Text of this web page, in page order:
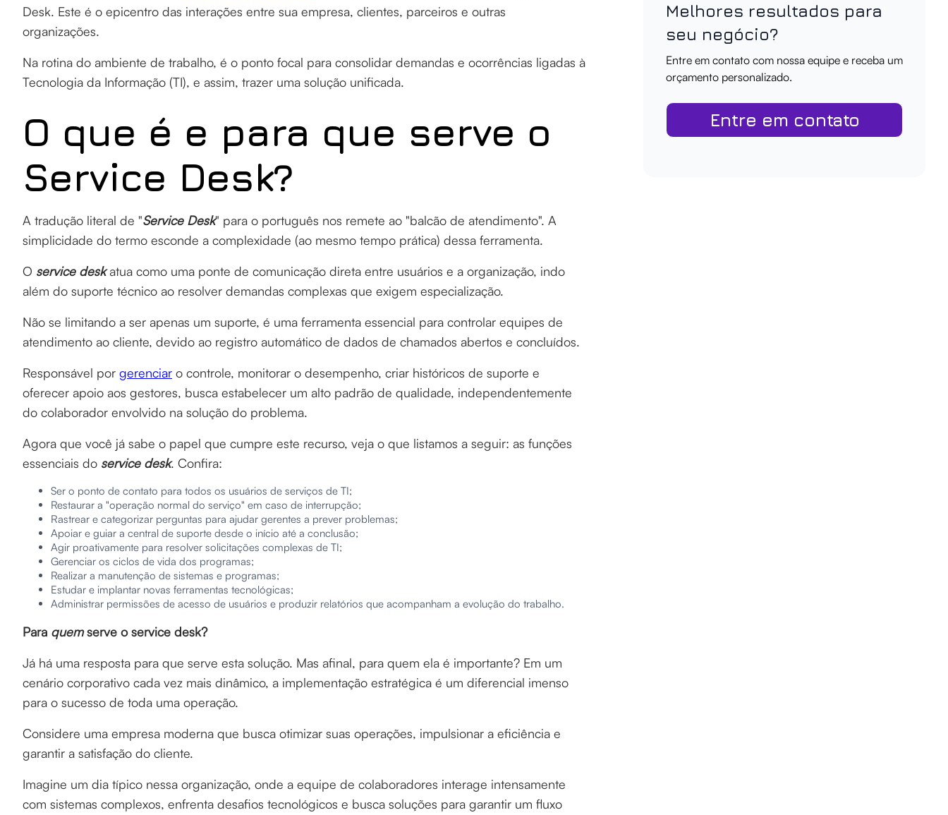
Desk. Este é o epicentro das interações entre sua empresa, clientes, parceiros e outras
organizações.
Na rotina do ambiente de trabalho, é o ponto focal para consolidar demandas e ocorrências ligadas à
Tecnologia da Informação (TI), e assim, trazer uma solução unificada.
O que é e para que serve o
Service Desk?
A tradução literal de "Service Desk" para o português nos remete ao "balcão de atendimento". A
simplicidade do termo esconde a complexidade (ao mesmo tempo prática) dessa ferramenta.
O service deskatua como uma ponte de comunicação direta entre usuários e a organização, indo
além do suporte técnico ao resolver demandas complexas que exigem especialização.
Não se limitando a ser apenas um suporte, é uma ferramenta essencial para controlar equipes de
atendimento ao cliente, devido ao registro automático de dados de chamados abertos e concluídos.
Responsável por gerenciar o controle, monitorar o desempenho, criar históricos de suporte e
oferecer apoio aos gestores, busca estabelecer um alto padrão de qualidade, independentemente
do colaborador envolvido na solução do problema.
Agora que você já sabe o papel que cumpre este recurso, veja o que listamos a seguir: as funções
essenciais do service desk. Confira:
Ser o ponto de contato para todos os usuários de serviços de TI;
Restaurar a "operação normal do serviço" em caso de interrupção;
Rastrear e categorizar perguntas para ajudar gerentes a prever problemas;
Apoiar e guiar a central de suporte desde o início até a conclusão;
Agir proativamente para resolver solicitações complexas de TI;
Gerenciar os ciclos de vida dos programas;
Realizar a manutenção de sistemas e programas;
Estudar e implantar novas ferramentas tecnológicas;
Administrar permissões de acesso de usuários e produzir relatórios que acompanham a evolução do trabalho.
Para quemserve o service desk?
Já há uma resposta para que serve esta solução. Mas afinal, para quem ela é importante? Em um
cenário corporativo cada vez mais dinâmico, a implementação estratégica é um diferencial imenso
para o sucesso de toda uma operação.
Considere uma empresa moderna que busca otimizar suas operações, impulsionar a eficiência e
garantir a satisfação do cliente.
Imagine um dia típico nessa organização, onde a equipe de colaboradores interage intensamente
com sistemas complexos, enfrenta desafios tecnológicos e busca soluções para garantir um fluxo
Melhores resultados para
seu negócio?
Entre em contato com nossa equipe e receba um
orçamento personalizado.
Entre em contato